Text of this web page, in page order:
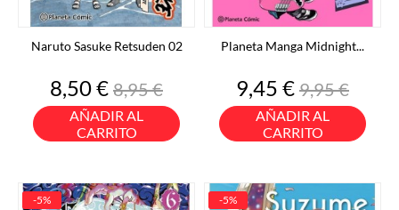
Naruto Sasuke Retsuden 02
Precio
8,50 €Precio
base
8,95 €
AÑADIR AL
CARRITO
Planeta Manga Midnight...
Precio
9,45 €Precio
base
9,95 €
AÑADIR AL
CARRITO
-5% -5%